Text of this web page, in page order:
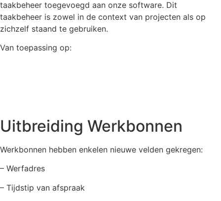
taakbeheer toegevoegd aan onze software. Dit
taakbeheer is zowel in de context van projecten als op
zichzelf staand te gebruiken.
Van toepassing op:
Uitbreiding Werkbonnen
Werkbonnen hebben enkelen nieuwe velden gekregen:
– Werfadres
– Tijdstip van afspraak